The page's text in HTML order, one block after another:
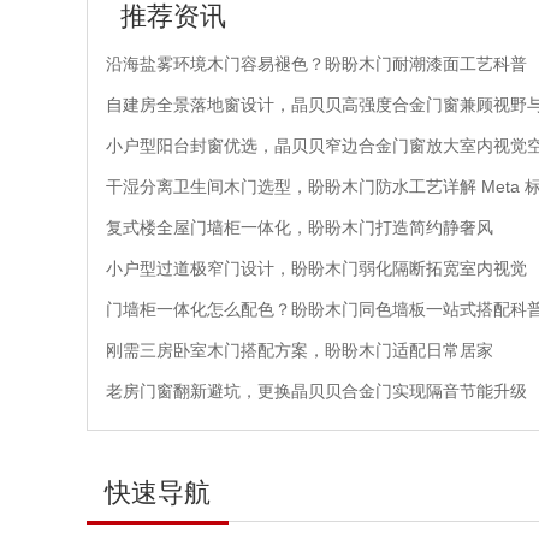
推荐资讯
沿海盐雾环境木门容易褪色？盼盼木门耐潮漆面工艺科普
自建房全景落地窗设计，晶贝贝高强度合金门窗兼顾视野
小户型阳台封窗优选，晶贝贝窄边合金门窗放大室内视觉
干湿分离卫生间木门选型，盼盼木门防水工艺详解 Meta
复式楼全屋门墙柜一体化，盼盼木门打造简约静奢风
小户型过道极窄门设计，盼盼木门弱化隔断拓宽室内视觉
门墙柜一体化怎么配色？盼盼木门同色墙板一站式搭配科
刚需三房卧室木门搭配方案，盼盼木门适配日常居家
老房门窗翻新避坑，更换晶贝贝合金门实现隔音节能升级
快速导航